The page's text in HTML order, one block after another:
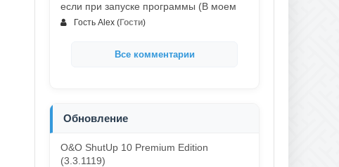
если при запуске программы (В моем
Гость Alex (Гости)
Все комментарии
Обновление
O&O ShutUp 10 Premium Edition
(3.3.1119)